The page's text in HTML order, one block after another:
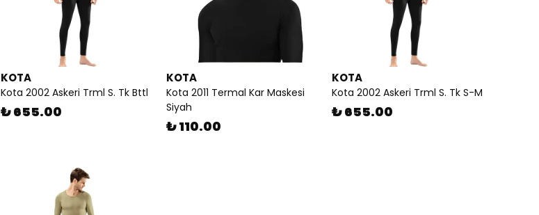
KOTA
Kota 2002 Askeri Trml S. Tk Bttl
₺ 655.00
KOTA
Kota 2011 Termal Kar Maskesi
Siyah
₺ 110.00
KOTA
Kota 2002 Askeri Trml S. Tk S-M
₺ 655.00